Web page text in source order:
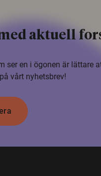
aktuell
ser en i ögonen är lättare
vårt nyhetsbrev!